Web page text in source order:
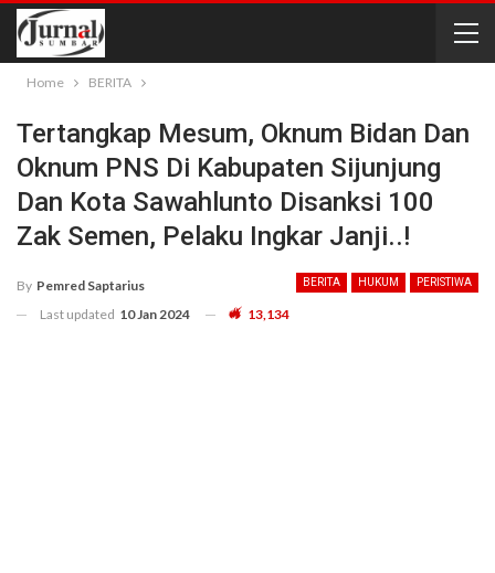
Home BERITA
Tertangkap Mesum, Oknum Bidan Dan
Oknum PNS Di Kabupaten Sijunjung
Dan Kota Sawahlunto Disanksi 100
Zak Semen, Pelaku Ingkar Janji..!
BERITA HUKUM PERISTIWA
By Pemred Saptarius
Last updated 10 Jan 2024 13,134